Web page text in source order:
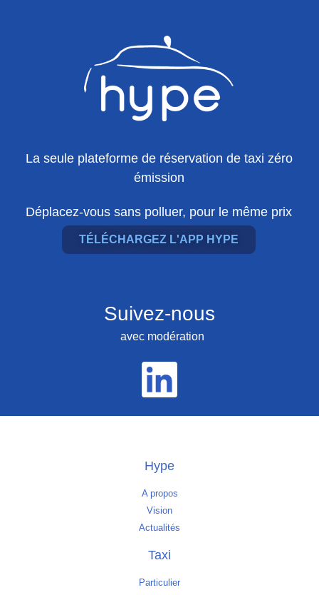
La seule plateforme de réservation de taxi zéro
émission
Déplacez-vous sans polluer, pour le même prix
TÉLÉCHARGEZ L'APP HYPE
Suivez-nous
avec modération
Hype
A propos
Vision
Actualités
Taxi
Particulier